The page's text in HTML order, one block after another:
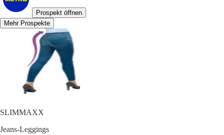
Prospekt öffnen
Mehr Prospekte
SLIMMAXX
Jeans-Leggings